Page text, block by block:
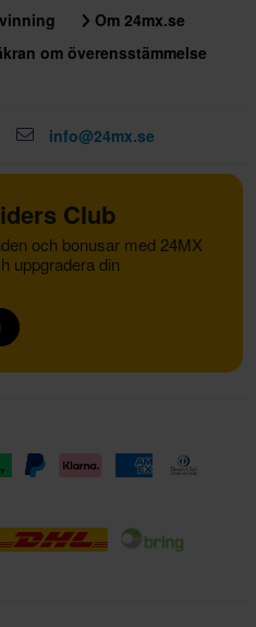
Om 24mx.se
om överensstämmelse
info@24mx.se
Club
och bonusar med 24MX
uppgradera din